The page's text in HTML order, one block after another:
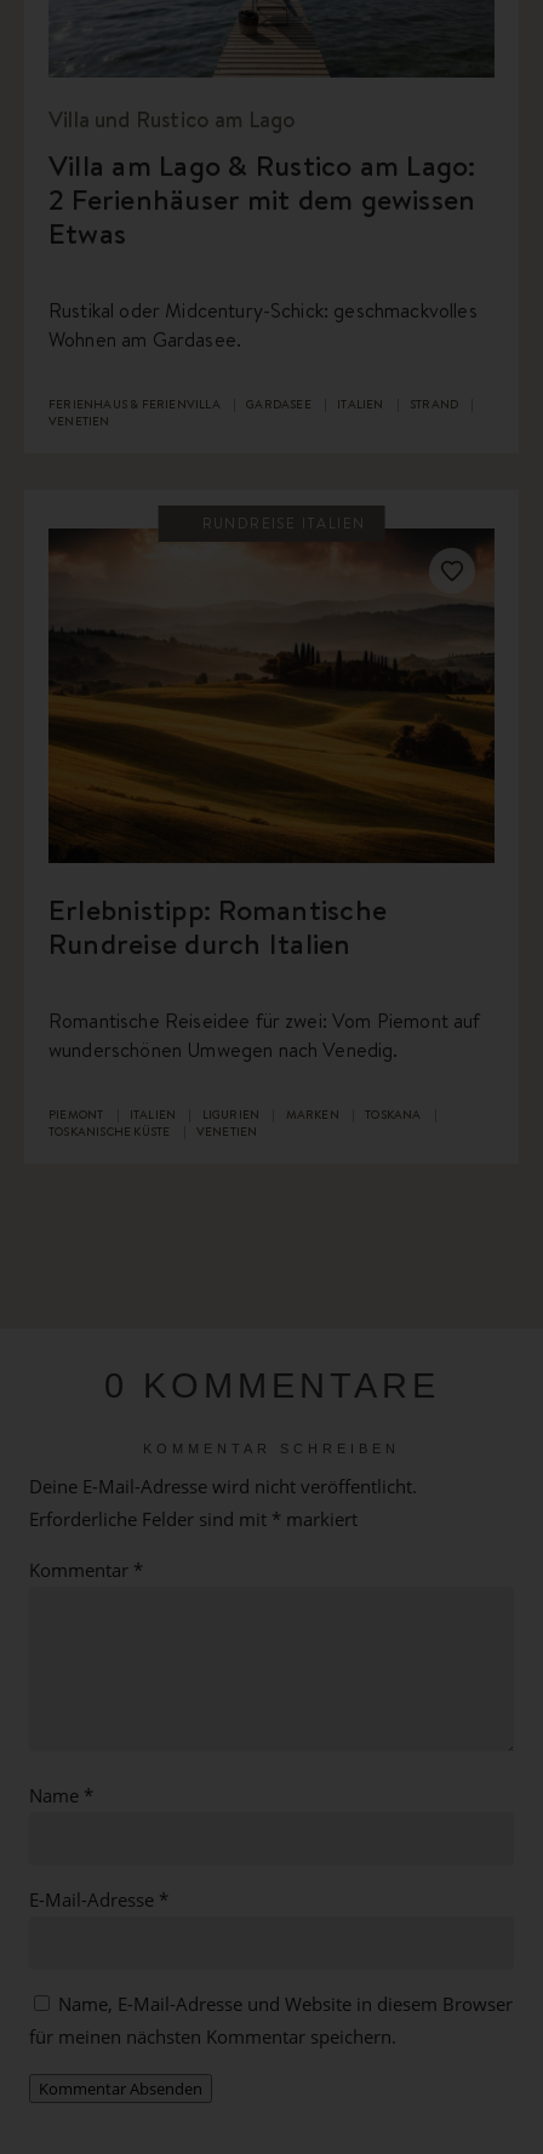
Villa und Rustico am Lago
Villa am Lago & Rustico am Lago:
2 Ferienhäuser mit dem gewissen
Etwas
Rustikal oder Midcentury-Schick: geschmackvolles
Wohnen am Gardasee.
FERIENHAUS & FERIENVILLA GARDASEE ITALIEN
STRAND
VENETIEN
RUNDREISE ITALIEN
Erlebnistipp: Romantische
Rundreise durch Italien
Romantische Reiseidee für zwei: Vom Piemont auf
wunderschönen Umwegen nach Venedig.
PIEMONT ITALIEN LIGURIEN MARKEN
TOSKANA
TOSKANISCHE KÜSTE
VENETIEN
0 KOMMENTARE
KOMMENTAR SCHREIBEN
Deine E-Mail-Adresse wird nicht veröffentlicht.
Erforderliche Felder sind mit * markiert
Kommentar *
Name *
E-Mail-Adresse *
Name, E-Mail-Adresse und Website in diesem Browser
für meinen nächsten Kommentar speichern.
Kommentar Absenden